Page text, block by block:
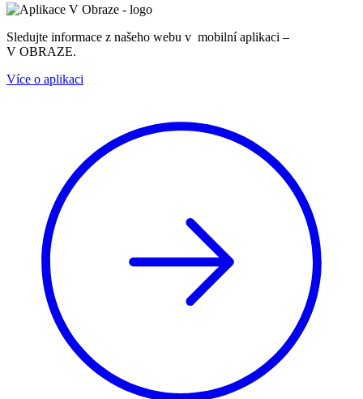
Sledujte informace z našeho webu v mobilní aplikaci –
V OBRAZE.
Více o aplikaci